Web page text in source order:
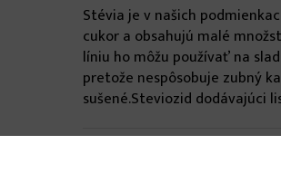
Stévia je v našich
cukor a obsahujú malé
líniu ho môžu používať na
pretože nespôsobuje zubný
sušené.Steviozid dodávajúci